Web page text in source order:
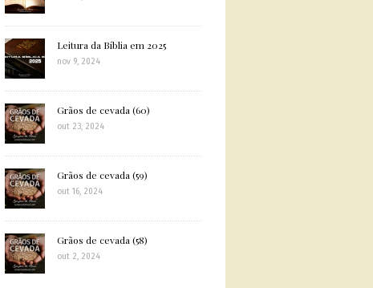
Leitura da Bíblia em 2025
nov 9, 2024
Grãos de cevada (60)
out 23, 2024
Grãos de cevada (59)
out 16, 2024
Grãos de cevada (58)
out 2, 2024